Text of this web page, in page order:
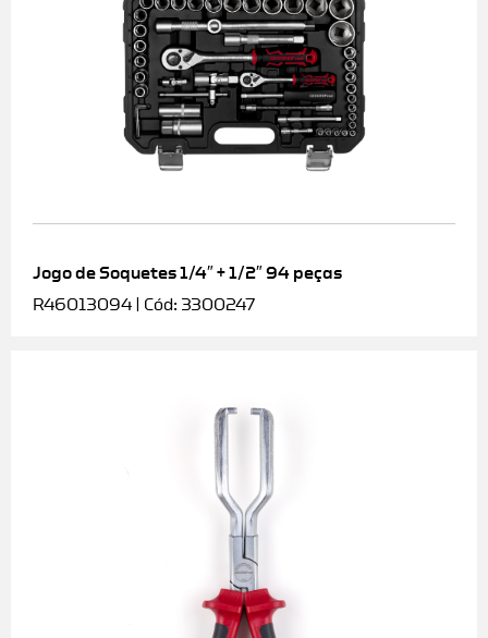
Jogo de Soquetes 1/4″ + 1/2″ 94 peças
R46013094 | Cód: 3300247